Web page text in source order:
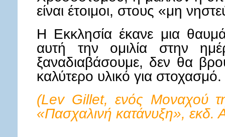
είναι έτοιμοι, στους «μη
Η Εκκλησία έκανε μια
αυτή την ομιλία στην
ξαναδιαβάσουμε, δεν θα
καλύτερο υλικό για στοχασμό.
(Lev Gillet, ενός Μοναχού
«Πασχαλινή κατάνυξη», εκδ.